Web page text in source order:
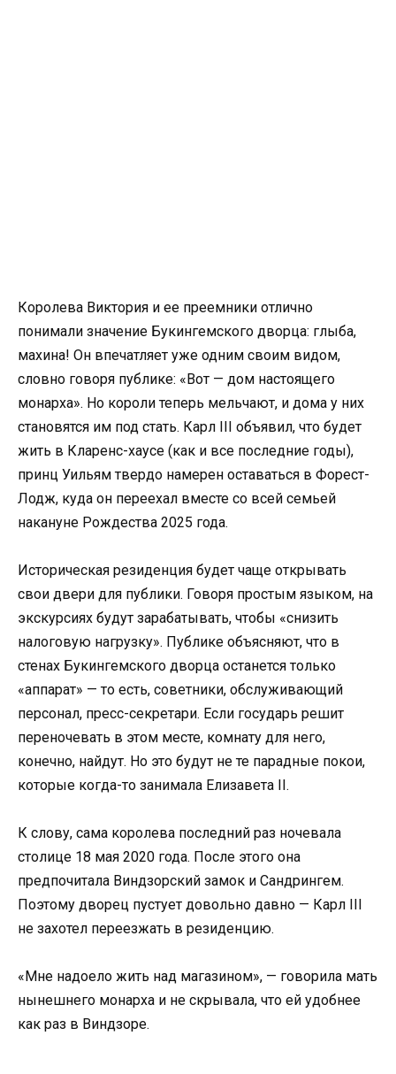
Королева Виктория и ее преемники отлично
понимали значение Букингемского дворца: глыба,
махина! Он впечатляет уже одним своим видом,
словно говоря публике: «Вот — дом настоящего
монарха». Но короли теперь мельчают, и дома у них
становятся им под стать. Карл III объявил, что будет
жить в Кларенс-хаусе (как и все последние годы),
принц Уильям твердо намерен оставаться в Форест-
Лодж, куда он переехал вместе со всей семьей
накануне Рождества 2025 года.
Историческая резиденция будет чаще открывать
свои двери для публики. Говоря простым языком, на
экскурсиях будут зарабатывать, чтобы «снизить
налоговую нагрузку». Публике объясняют, что в
стенах Букингемского дворца останется только
«аппарат» — то есть, советники, обслуживающий
персонал, пресс-секретари. Если государь решит
переночевать в этом месте, комнату для него,
конечно, найдут. Но это будут не те парадные покои,
которые когда-то занимала Елизавета II.
К слову, сама королева последний раз ночевала
столице 18 мая 2020 года. После этого она
предпочитала Виндзорский замок и Сандрингем.
Поэтому дворец пустует довольно давно — Карл III
не захотел переезжать в резиденцию.
«Мне надоело жить над магазином», — говорила мать
нынешнего монарха и не скрывала, что ей удобнее
как раз в Виндзоре.